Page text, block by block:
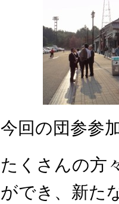
今回の団参参
たくさんの方
ができ、新た